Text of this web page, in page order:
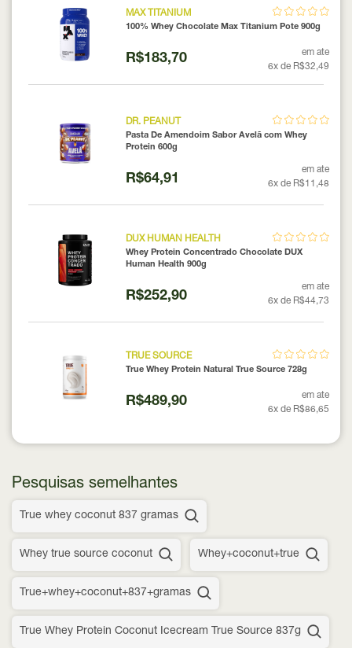
MAX TITANIUM
100% Whey Chocolate Max Titanium Pote 900g
R$183,70
em ate
6x de R$32,49
DR. PEANUT
Pasta De Amendoim Sabor Avelã com Whey
Protein 600g
R$64,91
em ate
6x de R$11,48
DUX HUMAN HEALTH
Whey Protein Concentrado Chocolate DUX
Human Health 900g
R$252,90
em ate
6x de R$44,73
TRUE SOURCE
True Whey Protein Natural True Source 728g
R$489,90
em ate
6x de R$86,65
Pesquisas semelhantes
True whey coconut 837 gramas
Whey true source coconut Whey+coconut+true
True+whey+coconut+837+gramas
True Whey Protein Coconut Icecream True Source 837g